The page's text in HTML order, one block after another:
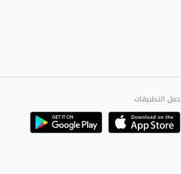
حمل التطبيقات
Google
Playstore